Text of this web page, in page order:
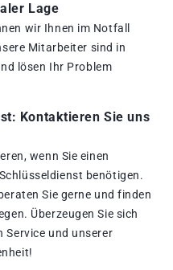
Lage
wir Ihnen im Notfall
Mitarbeiter sind in
lösen Ihr Problem
Kontaktieren Sie uns
wenn Sie einen
benötigen.
Sie gerne und finden
Überzeugen Sie sich
Service und unserer